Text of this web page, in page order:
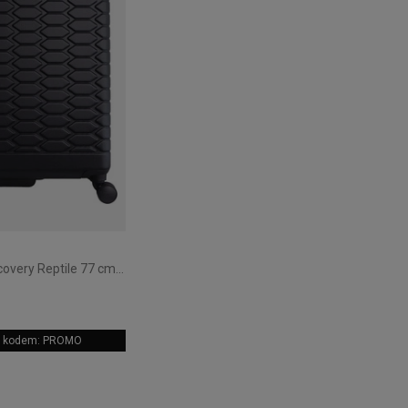
PROMO